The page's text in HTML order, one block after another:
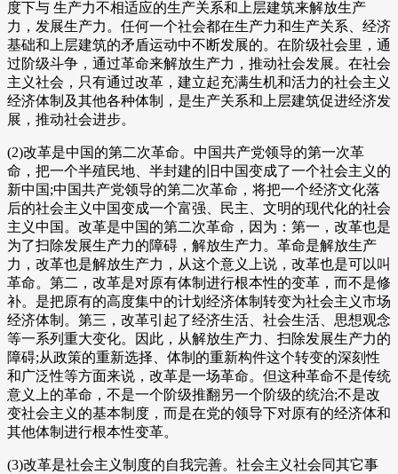
度下与 生产力不相适应的生产关系和上层建筑来解放生产
力，发展生产力。任何一个社会都在生产力和生产关系、经济
基础和上层建筑的矛盾运动中不断发展的。在阶级社会里，通
过阶级斗争，通过革命来解放生产力，推动社会发展。在社会
主义社会，只有通过改革，建立起充满生机和活力的社会主义
经济体制及其他各种体制，是生产关系和上层建筑促进经济发
展，推动社会进步。
(2)改革是中国的第二次革命。中国共产党领导的第一次革
命，把一个半殖民地、半封建的旧中国变成了一个社会主义的
新中国;中国共产党领导的第二次革命，将把一个经济文化落
后的社会主义中国变成一个富强、民主、文明的现代化的社会
主义中国。改革是中国的第二次革命，因为：第一，改革也是
为了扫除发展生产力的障碍，解放生产力。革命是解放生产
力，改革也是解放生产力，从这个意义上说，改革也是可以叫
革命。第二，改革是对原有体制进行根本性的变革，而不是修
补。是把原有的高度集中的计划经济体制转变为社会主义市场
经济体制。第三，改革引起了经济生活、社会生活、思想观念
等一系列重大变化。因此，从解放生产力、扫除发展生产力的
障碍;从政策的重新选择、体制的重新构件这个转变的深刻性
和广泛性等方面来说，改革是一场革命。但这种革命不是传统
意义上的革命，不是一个阶级推翻另一个阶级的统治;不是改
变社会主义的基本制度，而是在党的领导下对原有的经济体和
其他体制进行根本性变革。
(3)改革是社会主义制度的自我完善。社会主义社会同其它事